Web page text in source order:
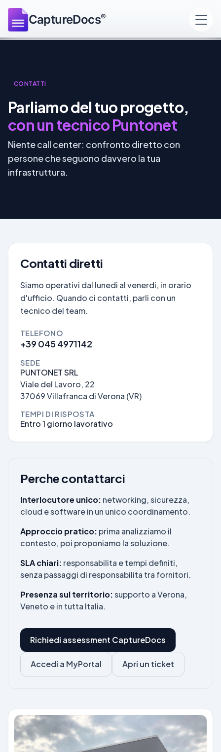
CaptureDocs®
CONTATTI
Parliamo del tuo progetto,
con un tecnico Puntonet
Niente call center: confronto diretto con
persone che seguono davvero la tua
infrastruttura.
Contatti diretti
Siamo operativi dal lunedi al venerdi, in orario
d'ufficio. Quando ci contatti, parli con un
tecnico del team.
TELEFONO
+39 045 4971142
SEDE
PUNTONET SRL
Viale del Lavoro, 22
37069 Villafranca di Verona (VR)
TEMPI DI RISPOSTA
Entro 1 giorno lavorativo
Perche contattarci
Interlocutore unico: networking, sicurezza,
cloud e software in un unico coordinamento.
Approccio pratico: prima analizziamo il
contesto, poi proponiamo la soluzione.
SLA chiari: responsabilita e tempi definiti,
senza passaggi di responsabilita tra fornitori.
Presenza sul territorio:supporto a Verona,
Veneto e in tutta Italia.
Richiedi assessment CaptureDocs
Accedi a MyPortal Apri un ticket